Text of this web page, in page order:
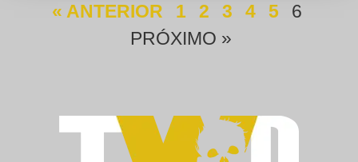
« ANTERIOR 1 2 3 4 5
6
PRÓXIMO »